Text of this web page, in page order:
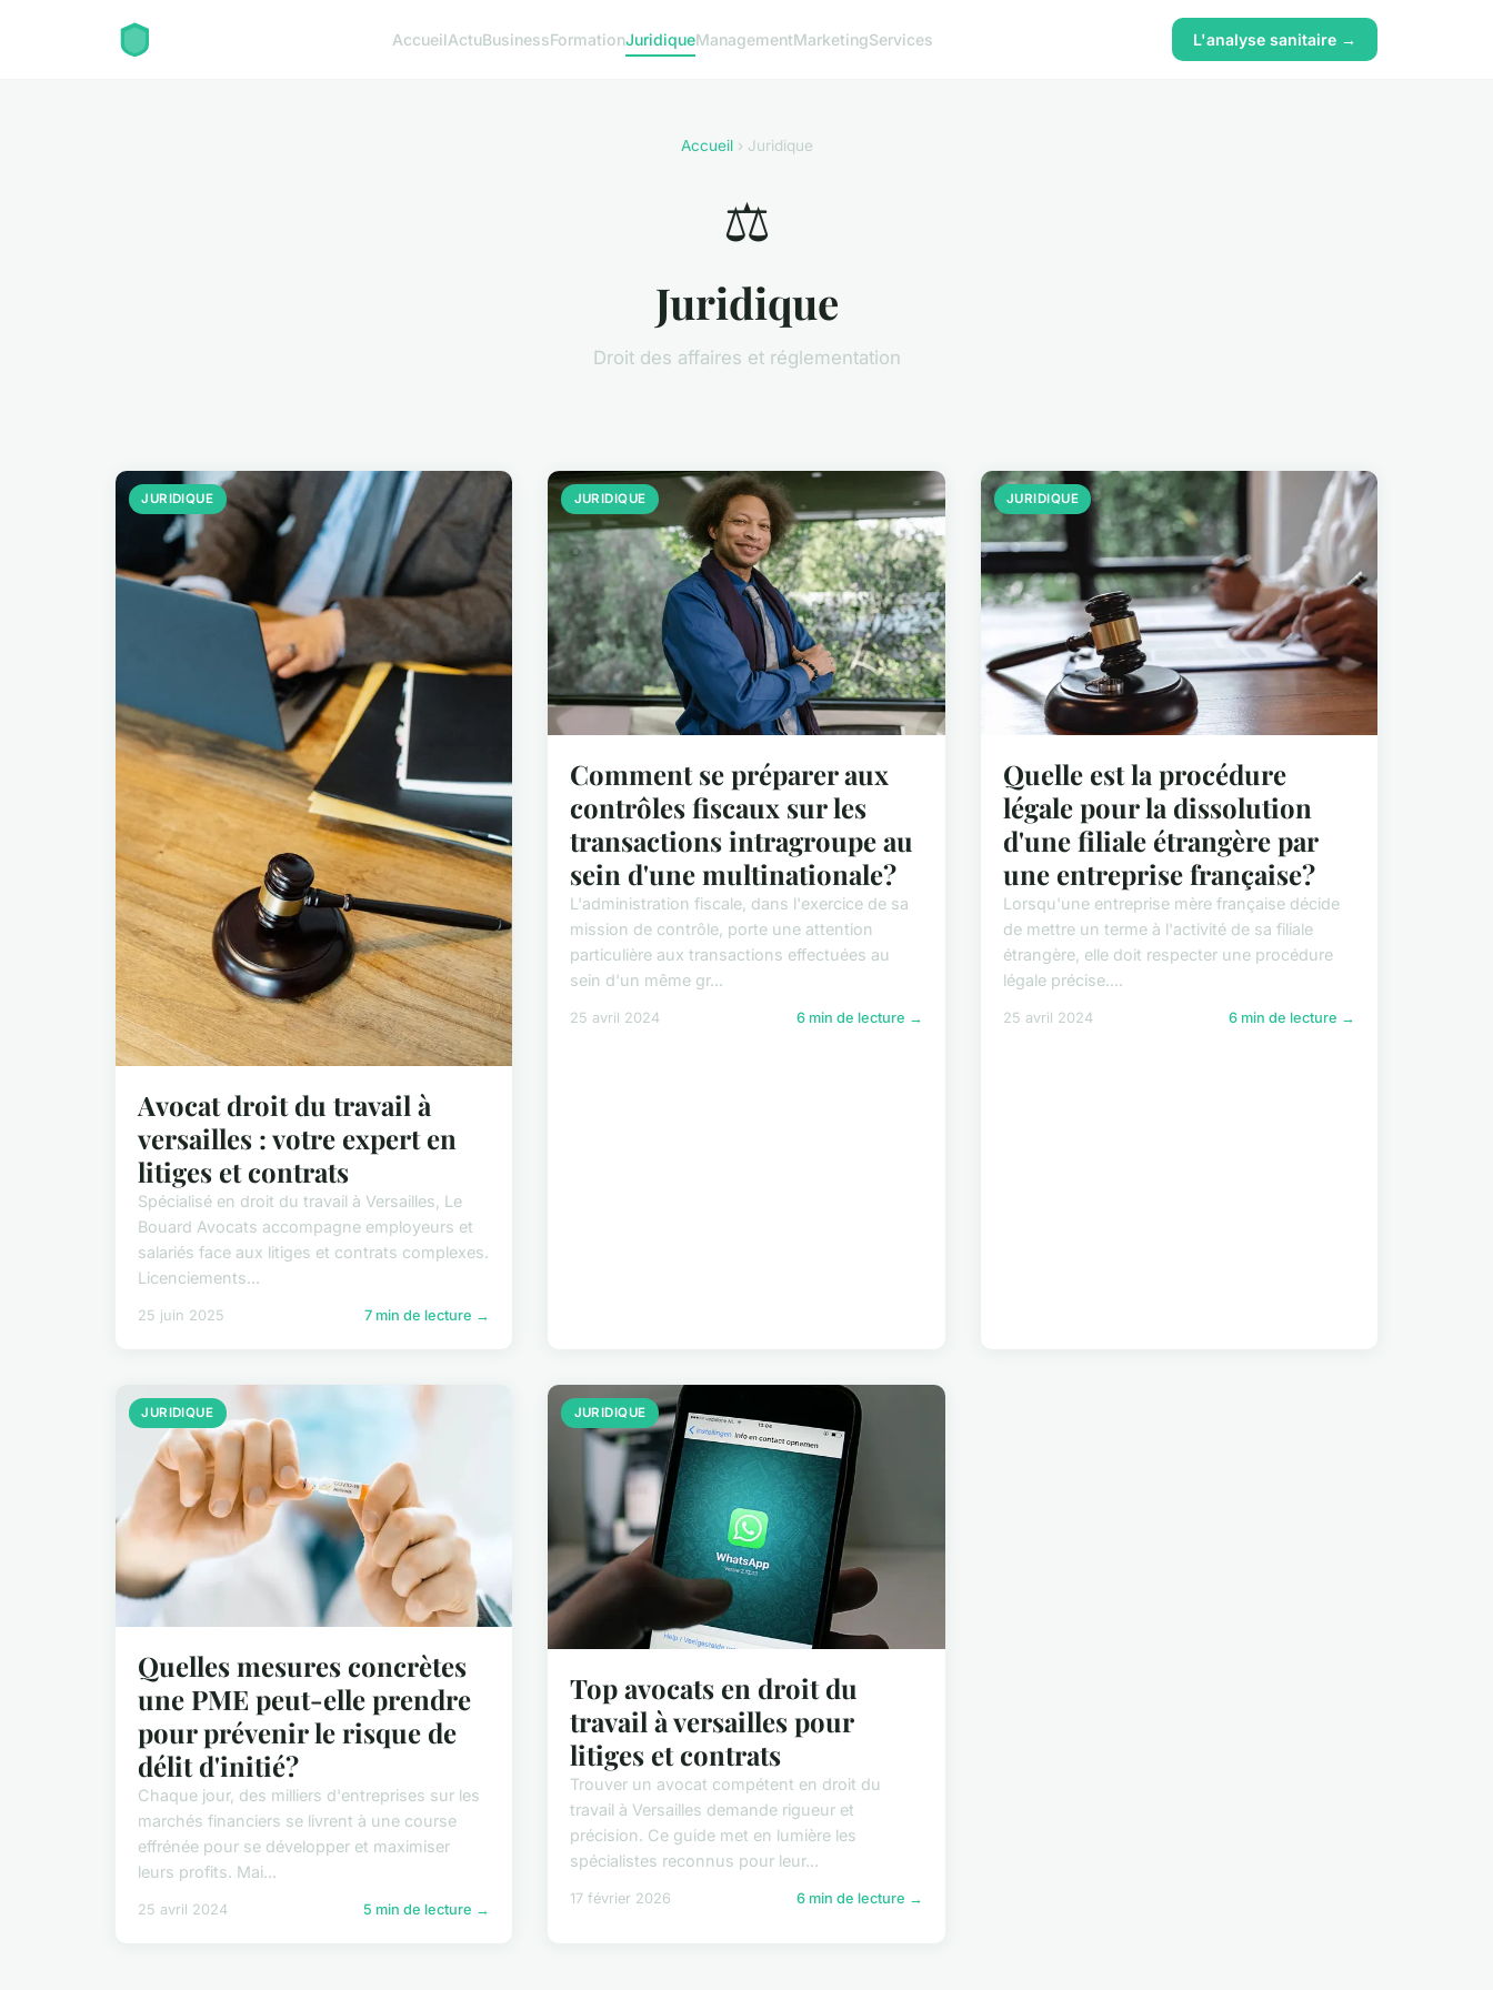
AccueilActuBusinessFormationJuridiqueManagementMarketingServices L'analyse sanitaire →
Accueil› Juridique
⚖️
Juridique
Droit des affaires et réglementation
JURIDIQUE
Avocat droit du travail à
versailles : votre expert en
litiges et contrats
Spécialisé en droit du travail à Versailles, Le
Bouard Avocats accompagne employeurs et
salariés face aux litiges et contrats complexes.
Licenciements...
25 juin 2025 7 min de lecture →
JURIDIQUE
Comment se préparer aux
contrôles fiscaux sur les
transactions intragroupe au
sein d'une multinationale?
L'administration fiscale, dans l'exercice de sa
mission de contrôle, porte une attention
particulière aux transactions effectuées au
sein d'un même gr...
25 avril 2024 6 min de lecture →
JURIDIQUE
Quelle est la procédure
légale pour la dissolution
d'une filiale étrangère par
une entreprise française?
Lorsqu'une entreprise mère française décide
de mettre un terme à l'activité de sa filiale
étrangère, elle doit respecter une procédure
légale précise....
25 avril 2024 6 min de lecture →
JURIDIQUE
Quelles mesures concrètes
une PME peut-elle prendre
pour prévenir le risque de
délit d'initié?
Chaque jour, des milliers d'entreprises sur les
marchés financiers se livrent à une course
effrénée pour se développer et maximiser
leurs profits. Mai...
25 avril 2024 5 min de lecture →
JURIDIQUE
Top avocats en droit du
travail à versailles pour
litiges et contrats
Trouver un avocat compétent en droit du
travail à Versailles demande rigueur et
précision. Ce guide met en lumière les
spécialistes reconnus pour leur...
17 février 2026 6 min de lecture →